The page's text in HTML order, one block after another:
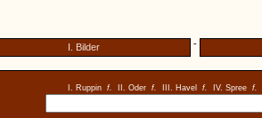
I. Bilder -
I. Ruppin f. II. Oder f. III. Havel f. IV. Spree f.